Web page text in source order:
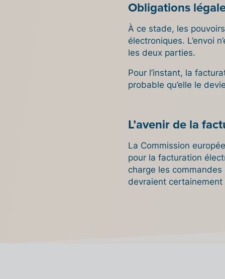
Obligations
À ce stade, les
électroniques. L’envoi
les deux parties.
Pour l’instant, la
probable qu’elle le
L’avenir de la
La Commission
pour la facturation
charge les
devraient